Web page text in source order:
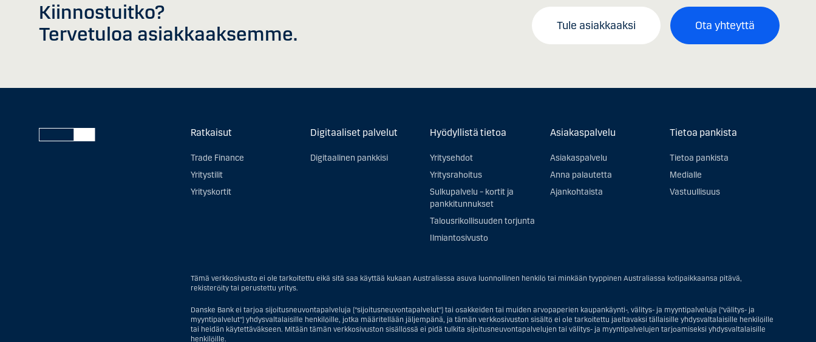
Kiinnostuitko?
Tervetuloa asiakkaaksemme.
Tule asiakkaaksi Ota yhteyttä
Ratkaisut
Trade Finance
Yritystilit
Yrityskortit
Digitaaliset palvelut
Digitaalinen pankkisi
Hyödyllistä tietoa
Yritysehdot
Yritysrahoitus
Sulkupalvelu – kortit ja
pankkitunnukset
Talousrikollisuuden torjunta
Ilmiantosivusto
Asiakaspalvelu
Asiakaspalvelu
Anna palautetta
Ajankohtaista
Tietoa pankista
Tietoa pankista
Medialle
Vastuullisuus
Tämä verkkosivusto ei ole tarkoitettu eikä sitä saa käyttää kukaan Australiassa asuva luonnollinen henkilö tai minkään tyyppinen Australiassa kotipaikkaansa pitävä,
rekisteröity tai perustettu yritys.
Danske Bank ei tarjoa sijoitusneuvontapalveluja ("sijoitusneuvontapalvelut") tai osakkeiden tai muiden arvopaperien kaupankäynti-, välitys- ja myyntipalveluja ("välitys- ja
myyntipalvelut") yhdysvaltalaisille henkilöille, jotka määritellään jäljempänä, ja tämän verkkosivuston sisältö ei ole tarkoitettu jaeltavaksi tällaisille yhdysvaltalaisille henkilöille
tai heidän käytettäväkseen. Mitään tämän verkkosivuston sisällössä ei pidä tulkita sijoitusneuvontapalvelujen tai välitys- ja myyntipalvelujen tarjoamiseksi yhdysvaltalaisille
henkilöille.